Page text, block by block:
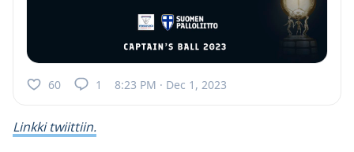
60 1 8:23 PM · Dec 1, 2023
Linkki twiittiin.